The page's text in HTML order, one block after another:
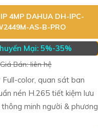
4MP DAHUA DH-IPC-
AS-B-PRO
Mại: 5%-35%
Giá Bán: liên hệ
color, quan sát ban
nén H.265 tiết kiệm lưu
minh người & phương